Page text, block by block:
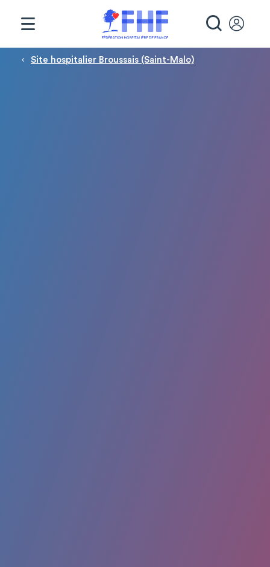
Fil d'Ariane
Site hospitalier Broussais (Saint-Malo)
Panneau de gestion des cookies